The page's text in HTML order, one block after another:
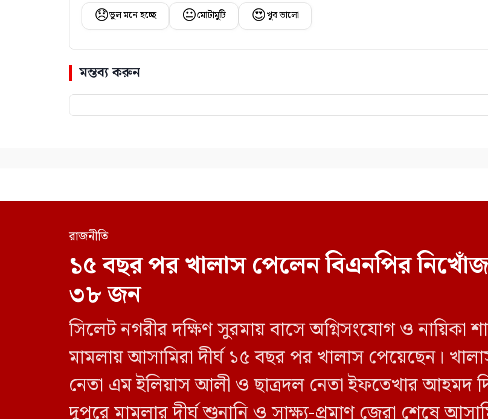
😞ভুল মনে হচ্ছে 😐মোটামুটি 😍খুব ভালো
মন্তব্য করুন
রাজনীতি
১৫ বছর পর খালাস পেলেন বিএনপির নিখোঁজ
৩৮ জন
সিলেট নগরীর দক্ষিণ সুরমায় বাসে অগ্নিসংযোগ ও নায়িকা
মামলায় আসামিরা দীর্ঘ ১৫ বছর পর খালাস পেয়েছেন।
নেতা এম ইলিয়াস আলী ও ছাত্রদল নেতা ইফতেখার আহমদ